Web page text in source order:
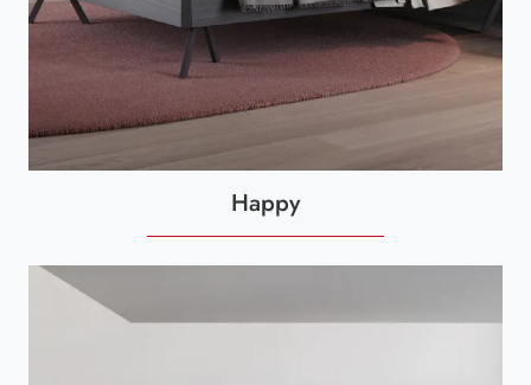
Happy